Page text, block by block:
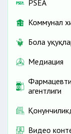
PSEA
Коммунал
Бола
Медиация
агентлиги
Видео